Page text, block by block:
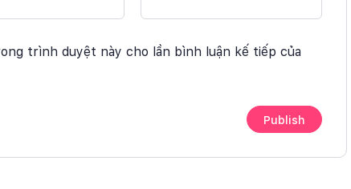
trình duyệt này cho lần bình luận kế tiếp của